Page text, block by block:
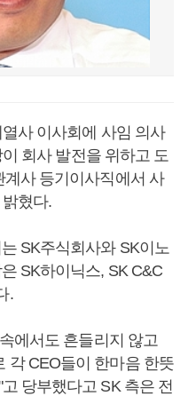
사 이사회에 사임 의사
회사 발전을 위하고 도
사 등기이사직에서 사
혔다.
SK주식회사와 SK이노
SK하이닉스, SK C&C
.
에서도 흔들리지 않고
각 CEO들이 한마음 한뜻
당부했다고 SK 측은 전